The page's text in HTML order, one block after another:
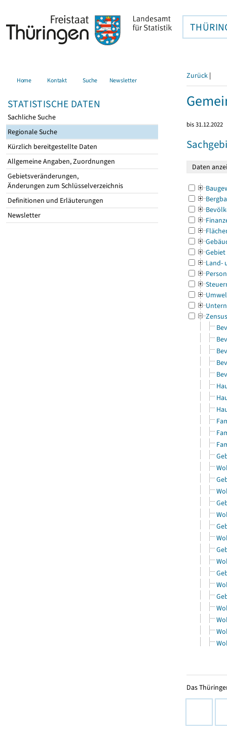
Home Kontakt Suche Newsletter
STATISTISCHE DATEN
Sachliche Suche
Regionale Suche
Kürzlich bereitgestellte Daten
Allgemeine Angaben, Zuordnungen
Gebietsveränderungen,
Änderungen zum Schlüsselverzeichnis
Definitionen und Erläuterungen
Newsletter
Zurück |
bis 31.12.2022
Gebiet
Land-
Zensus
Das